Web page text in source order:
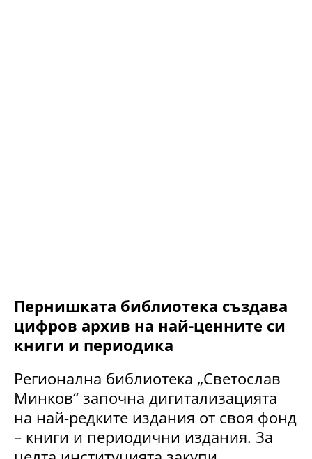
Пернишката библиотека създава
цифров архив на най-ценните си
книги и периодика
Регионална библиотека „Светослав
Минков“ започна дигитализацията
на най-редките издания от своя фонд
– книги и периодични издания. За